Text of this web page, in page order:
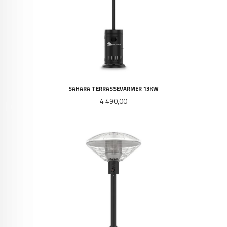
SAHARA TERRASSEVARMER 13KW
Pris
4 490,00